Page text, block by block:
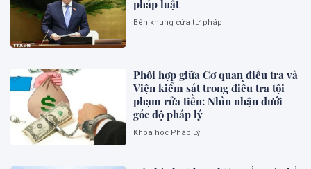
pháp luật
Bên khung cửa tư pháp
Phối hợp giữa Cơ quan điều tra và
Viện kiểm sát trong điều tra tội
phạm rửa tiền: Nhìn nhận dưới
góc độ pháp lý
Khoa học Pháp Lý